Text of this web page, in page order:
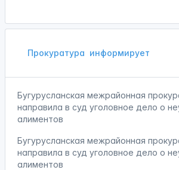
Прокуратура информирует
Бугурусланская межрайонная
направила в суд уголовное дело о
алиментов
Бугурусланская межрайонная
направила в суд уголовное дело о
алиментов